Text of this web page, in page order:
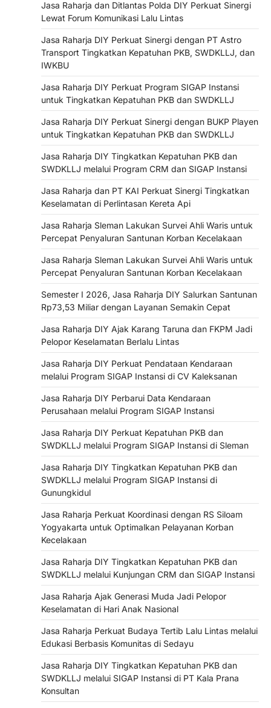
Jasa Raharja dan Ditlantas Polda DIY Perkuat Sinergi
Lewat Forum Komunikasi Lalu Lintas
Jasa Raharja DIY Perkuat Sinergi dengan PT Astro
Transport Tingkatkan Kepatuhan PKB, SWDKLLJ, dan
IWKBU
Jasa Raharja DIY Perkuat Program SIGAP Instansi
untuk Tingkatkan Kepatuhan PKB dan SWDKLLJ
Jasa Raharja DIY Perkuat Sinergi dengan BUKP Playen
untuk Tingkatkan Kepatuhan PKB dan SWDKLLJ
Jasa Raharja DIY Tingkatkan Kepatuhan PKB dan
SWDKLLJ melalui Program CRM dan SIGAP Instansi
Jasa Raharja dan PT KAI Perkuat Sinergi Tingkatkan
Keselamatan di Perlintasan Kereta Api
Jasa Raharja Sleman Lakukan Survei Ahli Waris untuk
Percepat Penyaluran Santunan Korban Kecelakaan
Jasa Raharja Sleman Lakukan Survei Ahli Waris untuk
Percepat Penyaluran Santunan Korban Kecelakaan
Semester I 2026, Jasa Raharja DIY Salurkan Santunan
Rp73,53 Miliar dengan Layanan Semakin Cepat
Jasa Raharja DIY Ajak Karang Taruna dan FKPM Jadi
Pelopor Keselamatan Berlalu Lintas
Jasa Raharja DIY Perkuat Pendataan Kendaraan
melalui Program SIGAP Instansi di CV Kaleksanan
Jasa Raharja DIY Perbarui Data Kendaraan
Perusahaan melalui Program SIGAP Instansi
Jasa Raharja DIY Perkuat Kepatuhan PKB dan
SWDKLLJ melalui Program SIGAP Instansi di Sleman
Jasa Raharja DIY Tingkatkan Kepatuhan PKB dan
SWDKLLJ melalui Program SIGAP Instansi di
Gunungkidul
Jasa Raharja Perkuat Koordinasi dengan RS Siloam
Yogyakarta untuk Optimalkan Pelayanan Korban
Kecelakaan
Jasa Raharja DIY Tingkatkan Kepatuhan PKB dan
SWDKLLJ melalui Kunjungan CRM dan SIGAP Instansi
Jasa Raharja Ajak Generasi Muda Jadi Pelopor
Keselamatan di Hari Anak Nasional
Jasa Raharja Perkuat Budaya Tertib Lalu Lintas melalui
Edukasi Berbasis Komunitas di Sedayu
Jasa Raharja DIY Tingkatkan Kepatuhan PKB dan
SWDKLLJ melalui SIGAP Instansi di PT Kala Prana
Konsultan